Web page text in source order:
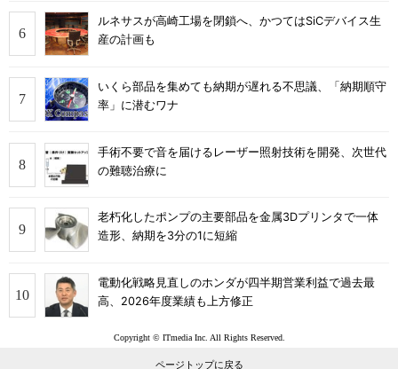
ルネサスが高崎工場を閉鎖へ、かつてはSiCデバイス生
産の計画も
いくら部品を集めても納期が遅れる不思議、「納期順守
率」に潜むワナ
手術不要で音を届けるレーザー照射技術を開発、次世代
の難聴治療に
老朽化したポンプの主要部品を金属3Dプリンタで一体
造形、納期を3分の1に短縮
電動化戦略見直しのホンダが四半期営業利益で過去最
高、2026年度業績も上方修正
Copyright © ITmedia Inc. All Rights Reserved.
ページトップに戻る